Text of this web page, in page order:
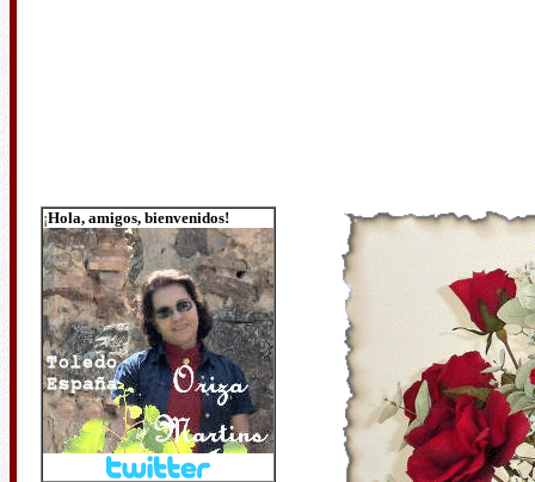
¡Hola, amigos, bienvenidos!